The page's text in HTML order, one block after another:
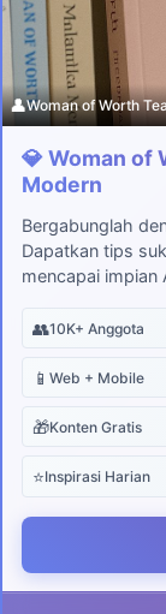
👤Woman of Worth
💎 Woman of
Modern
Bergabunglah
Dapatkan tips
mencapai impian
👥10K+ Anggota
📱 Web + Mobile
🎁Konten Gratis
⭐Inspirasi Harian